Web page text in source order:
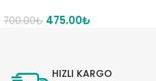
700.00₺ 475.00₺
HIZLI KARGO